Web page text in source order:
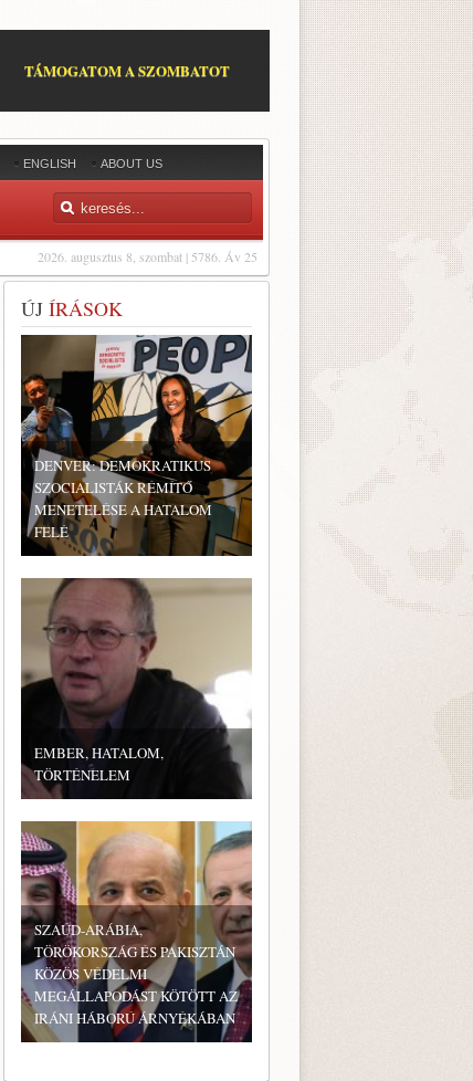
TÁMOGATOM A SZOMBATOT
ENGLISH ABOUT US
2026. augusztus 8, szombat | 5786. Áv 25
ÚJ ÍRÁSOK
DENVER: DEMOKRATIKUS
SZOCIALISTÁK RÉMÍTŐ
MENETELÉSE A HATALOM
FELÉ
EMBER, HATALOM,
TÖRTÉNELEM
SZAÚD-ARÁBIA,
TÖRÖKORSZÁG ÉS PAKISZTÁN
KÖZÖS VÉDELMI
MEGÁLLAPODÁST KÖTÖTT AZ
IRÁNI HÁBORÚ ÁRNYÉKÁBAN